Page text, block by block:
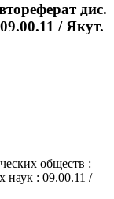
дис.
/ Якут.
обществ :
наук : 09.00.11 /